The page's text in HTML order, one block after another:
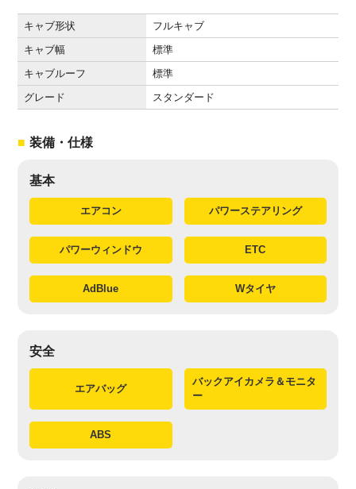
キャブ形状
フルキャブ
キャブ幅
標準
キャブルーフ
標準
グレード
スタンダード
装備・仕様
基本
エアコン パワーステアリング
パワーウィンドウ ETC
AdBlue Wタイヤ
安全
エアバッグ
バックアイカメラ＆モニタ
ー
ABS